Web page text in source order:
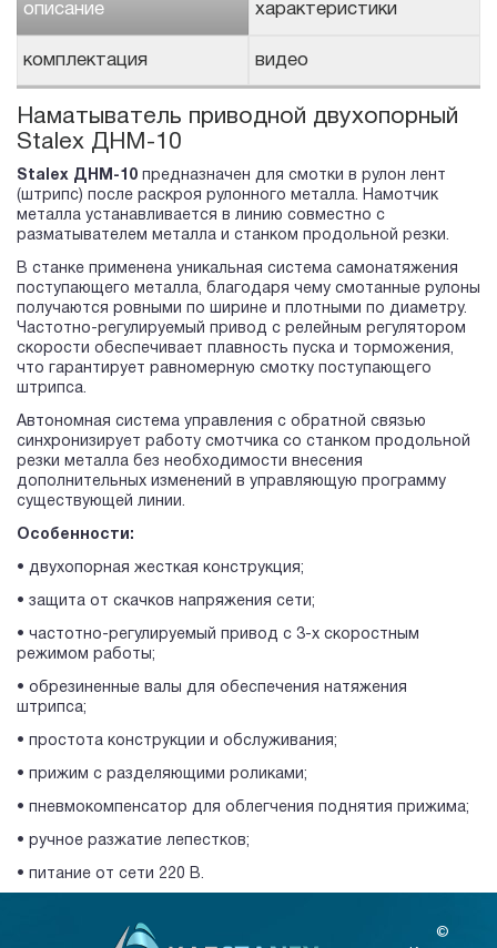
описание характеристики
комплектация видео
Наматыватель приводной двухопорный
Stalex ДНМ-10
Stalex ДНМ-10 предназначен для смотки в рулон лент
(штрипс) после раскроя рулонного металла. Намотчик
металла устанавливается в линию совместно с
разматывателем металла и станком продольной резки.
В станке применена уникальная система самонатяжения
поступающего металла, благодаря чему смотанные рулоны
получаются ровными по ширине и плотными по диаметру.
Частотно-регулируемый привод с релейным регулятором
скорости обеспечивает плавность пуска и торможения,
что гарантирует равномерную смотку поступающего
штрипса.
Автономная система управления с обратной связью
синхронизирует работу смотчика со станком продольной
резки металла без необходимости внесения
дополнительных изменений в управляющую программу
существующей линии.
Особенности:
• двухопорная жесткая конструкция;
• защита от скачков напряжения сети;
• частотно-регулируемый привод с 3-х скоростным
режимом работы;
• обрезиненные валы для обеспечения натяжения
штрипса;
• простота конструкции и обслуживания;
• прижим с разделяющими роликами;
• пневмокомпенсатор для облегчения поднятия прижима;
• ручное разжатие лепестков;
• питание от сети 220 В.
©